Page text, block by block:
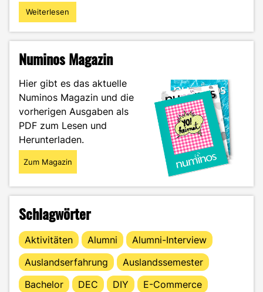
"
(End)station:
Bus
Offenburg
unterwegs
–
aber
wohin?"
Weiterlesen
Numinos Magazin
Hier gibt es das aktuelle
Numinos Magazin und die
vorherigen Ausgaben als
PDF zum Lesen und
Herunterladen.
Zum Magazin
Schlagwörter
Aktivitäten Alumni
Alumni-Interview
Auslandserfahrung
Auslandssemester
Bachelor
DEC DIY
E-Commerce